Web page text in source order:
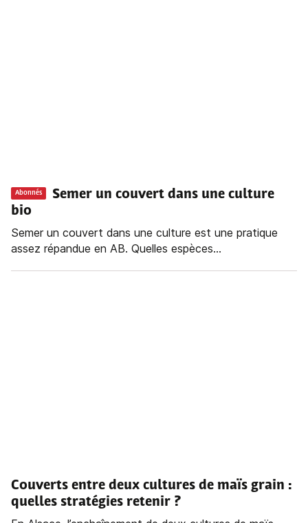
Abonnés
Semer un couvert dans une culture
bio
Semer un couvert dans une culture est une pratique
assez répandue en AB. Quelles espèces...
Couverts entre deux cultures de maïs grain :
quelles stratégies retenir ?